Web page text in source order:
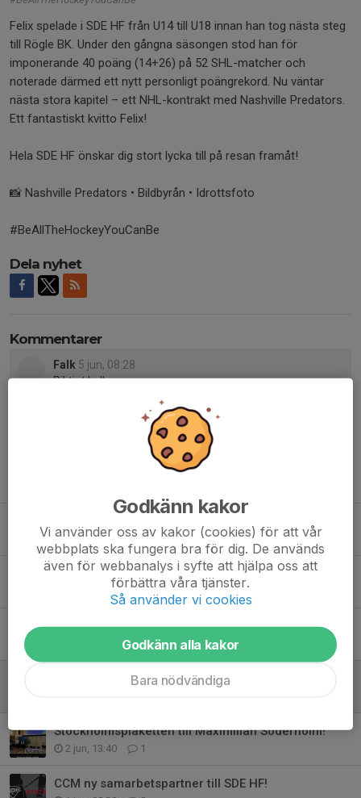
Felix spelade i SDE HF från U14 till U18 innan han tog nästa steg
till Rögle BK. Under den gångna säsongen stod han för
imponerande 40 poäng (14+26) på 52 SHL-matcher och
noterade därmed ett nytt personligt poängrekord. Nu väntar
nästa stora kapitel – ett NHL-kontrakt med Nashville Predators.
Ett fantastiskt kvitto Felix!
Hela SDE HF önskar dig stort lycka till på resan framåt!
📸 Nashville Predators • Bildbyrån • Idrottsfoto
#BeAllTheHockeyYouCanBe
Dela nyhet
Kommentarer
Falk 5 jun, 08:28
Riktigt kul!
14 jul, 10:00 1
Från SDE till NHL Draften 2026!!
29 jun, 14:10 2
12 jun, 16:20 0
Stockholmsplaketten till Maximilian Söderholm!
2 jun, 13:40 1
CCM ny samarbetspartner till SDE HF!
Godkänn kakor
Vi använder oss av kakor (cookies) för att vår
webbplats ska fungera bra för dig. De används
även för webbanalys i syfte att hjälpa oss att
förbättra våra tjänster.
Så använder vi cookies
Godkänn alla kakor
Bara nödvändiga